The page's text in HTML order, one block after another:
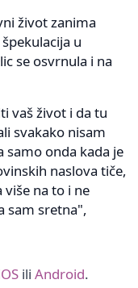
život zanima
u
se osvrnula i na
vaš život i da tu
svakako nisam
samo onda kada je
naslova tiče,
više na to i ne
sam sretna",
ili Android.